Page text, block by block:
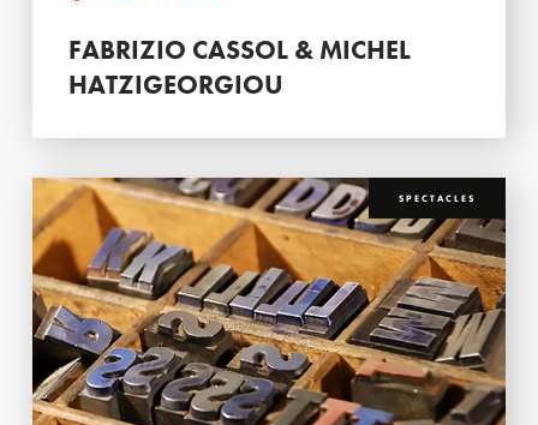
FABRIZIO CASSOL & MICHEL
HATZIGEORGIOU
SPECTACLES